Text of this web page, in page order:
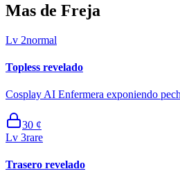
Mas de Freja
Lv 2normal
Topless revelado
Cosplay AI Enfermera exponiendo
30 ¢
Lv 3rare
Trasero revelado